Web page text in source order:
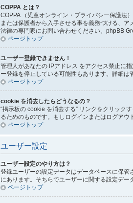
COPPA とは？
COPPA （児童オンライン・プライバシー保護法
または保護者から入手させる事を義務づける、
法律の専門家にお問い合わせください。phpBB
ページトップ
ユーザー登録できません！
管理人があなたの IPアドレス をアクセス禁止に
ー登録を停止している可能性もあります。詳細は
ページトップ
cookie を消去したらどうなるの？
“掲示板の cookie を消去する” リンクをクリック
るためのものです。もしログインまたはログア
ページトップ
ユーザー設定
ユーザー設定のやり方は？
登録ユーザーの設定データはデータベースに保
にあります。そちらでユーザーに関する設定デー
ページトップ